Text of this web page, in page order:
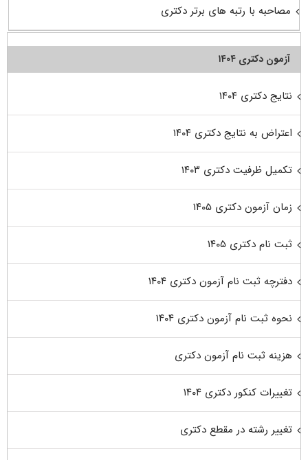
مصاحبه با رتبه های برتر دکتری
آزمون دکتری ۱۴۰۴
نتایج دکتری ۱۴۰۴
اعتراض به نتایج دکتری ۱۴۰۴
تکمیل ظرفیت دکتری ۱۴۰۳
زمان آزمون دکتری ۱۴۰۵
ثبت نام دکتری ۱۴۰۵
دفترچه ثبت نام آزمون دکتری ۱۴۰۴
نحوه ثبت نام آزمون دکتری ۱۴۰۴
هزینه ثبت نام آزمون دکتری
تغییرات کنکور دکتری ۱۴۰۴
تغییر رشته در مقطع دکتری